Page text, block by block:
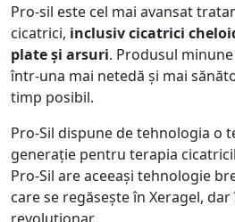
Pro-sil este cel mai avansat
cicatrici, inclusiv cicatrici
plate și arsuri. Produsul
într-una mai netedă și mai
timp posibil.
Pro-Sil dispune de tehnologia o
generație pentru terapia
Pro-Sil are aceeași tehnologie
care se regăsește în Xeragel,